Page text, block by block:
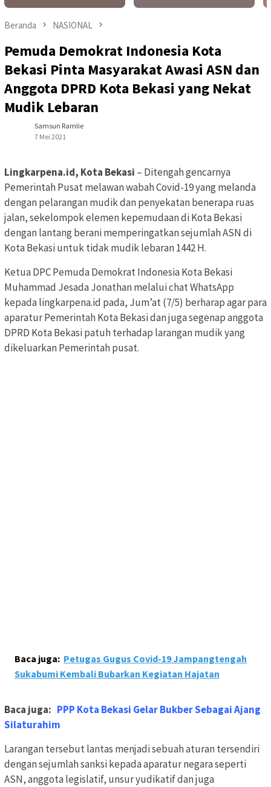
Beranda NASIONAL
Pemuda Demokrat Indonesia Kota
Bekasi Pinta Masyarakat Awasi ASN dan
Anggota DPRD Kota Bekasi yang Nekat
Mudik Lebaran
Samsun Ramlie
7 Mei 2021
Lingkarpena.id, Kota Bekasi – Ditengah gencarnya
Pemerintah Pusat melawan wabah Covid-19 yang melanda
dengan pelarangan mudik dan penyekatan benerapa ruas
jalan, sekelompok elemen kepemudaan di Kota Bekasi
dengan lantang berani memperingatkan sejumlah ASN di
Kota Bekasi untuk tidak mudik lebaran 1442 H.
Ketua DPC Pemuda Demokrat Indonesia Kota Bekasi
Muhammad Jesada Jonathan melalui chat WhatsApp
kepada lingkarpena.id pada, Jum’at (7/5) berharap agar para
aparatur Pemerintah Kota Bekasi dan juga segenap anggota
DPRD Kota Bekasi patuh terhadap larangan mudik yang
dikeluarkan Pemerintah pusat.
Baca juga: Petugas Gugus Covid-19 Jampangtengah
Sukabumi Kembali Bubarkan Kegiatan Hajatan
Baca juga: PPP Kota Bekasi Gelar Bukber Sebagai Ajang
Silaturahim
Larangan tersebut lantas menjadi sebuah aturan tersendiri
dengan sejumlah sanksi kepada aparatur negara seperti
ASN, anggota legislatif, unsur yudikatif dan juga